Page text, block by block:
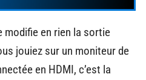
modifie en rien la sortie
jouiez sur un moniteur de
en HDMI, c’est la